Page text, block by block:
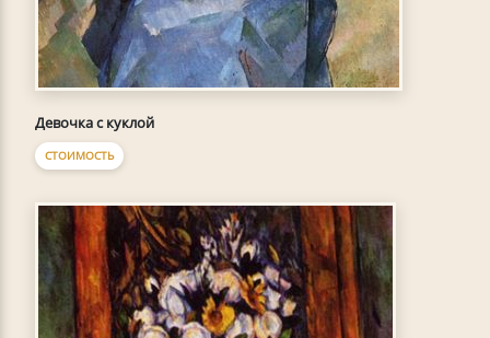
Девочка с куклой
СТОИМОСТЬ